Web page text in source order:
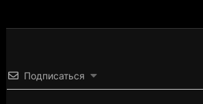
Подписаться